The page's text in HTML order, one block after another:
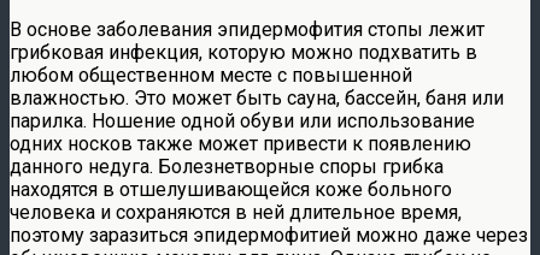
В основе заболевания эпидермофития стопы лежит
грибковая инфекция, которую можно подхватить в
любом общественном месте с повышенной
влажностью. Это может быть сауна, бассейн, баня или
парилка. Ношение одной обуви или использование
одних носков также может привести к появлению
данного недуга. Болезнетворные споры грибка
находятся в отшелушивающейся коже больного
человека и сохраняются в ней длительное время,
поэтому заразиться эпидермофитией можно даже через